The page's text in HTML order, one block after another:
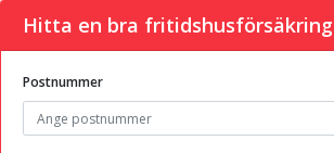
Hitta en bra fritidshusförsäkring
Postnummer